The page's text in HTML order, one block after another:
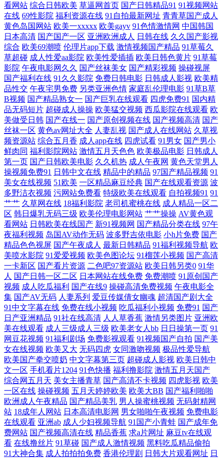
久伊人青青草原AV 欧美日韩网欧美网 婷婷色播综合在线 国产54页 国内
AV 欧美亚州性交AT 日韩韩日免费视频 无码第6页 中韩毛片精品基地 91九
色精品女同系列 91熟妇视频在线 欧美成人精品网站精品 豆花wwwAVcom
男女男女女女av 日韩在线97 亚欧福利社 91黑料在线视频黑丝 91社在线观
看九九 大香蕉怡红院院 久草在线资源 青青草大香蕉91 五月天电影网高义
亚洲黄色网络 91午夜剧场 欧美日韩三级成人网址 色色www 亚洲日韩欧美
变态 91处女视频在线观看 91日本丝袜 91制作视频在线 肏屄免费看晚间 黑
丝美女老师搞基 蜜芽一起操海角 色色亚洲 先锋影音av资源网 91草美女 91
社区男人喜欢的 97亚洲澡逼直接 豆花视频久久 久久99热网 美欧久久 一本
道二三四区 91美女视频手机在线 91做爱官方网站 福利片偷拍二区 精品福
利社 欧美日韩激情另类小说 深爱激情婷婷五月 51福利社污 91官方网页免
费 91色女 成人做爱免费导航网 久草福利资源站久 欧美日韩国产成人精品
色妞妞爱婷婷操导航 91传媒福利色 91蜜桃传媒吴梦梦 91小仙女思妍 俺去
啦最新网址 超碰碰一本道 国产网站观看在线91 人妻熟女在线网址 亚洲97
影院 91麻豆国产蜜臀 wwwmnioncn 国产综合第二区 久久伊人五月亚洲 殴
美丝袜女同 天天影院日韩 91nAV网址 91啦中文视觉盛宴 91偷拍在线 超碰
毛爽操 黑丝诱惑AV 狼人久操 人人插人人射 日韩AV欧美 无码高清精品成
人 影音先锋最新AV网址 91内射喷水 国产AV资源站 影音先锋avv 91麻豆黄
看网站 综合日韩欧美 草逼网首页 国产日韩精品91 91视频网站
在线 69性影院 福利资源在线 91自拍最新网址 青青草国产成人
黄色岛国网站 欧美一xxxxx 欧美gayv 91色情激情网 中国韩国
日本高清 国产国产一区 亚洲欧洲成人 日韩在线 久久国产影视
综合 欧美69潮喷 伦理片app下载 激情视频国产精品 91草莓久
草超碰 成人性爱aa影院 欧美性爱插插 欧美日韩色黄片 91草莓
影院 午夜电影网久久 国产丝袜美女 国产精彩视频 操碰视屏
国产福利在线 91久久影院 免费日韩电影 日韩成人影视 欧美精
品性交 午夜宅男免费 另类亚洲色情 家庭乱伦理电影 91草B草
B视频 国产精品熟女一 国产巨乳在线观看 四虎免费91 国内精
品无码短片 超碰成人操操 欧美猛交视频 西瓜影院在线观看 欧
美做受日韩 国产在线一 国产原创视频在线 国产视频高清 国产
丝袜一区 黄色av网址大全 人妻乱视 国产成人在线网站 久草视
频资源站 综合五月香 成人app在线 四虎试看 91男女 国产男小
鲜肉同 福利影院网站 激情五月天色色 欧美极品电影 日韩成人
第一页 国产日韩欧美电影 久久机热 成人午夜网 黄色天堂男人
操视频免费91 日韩中文在线 精品中的精品 97国产精品视频 91
美女在线视频 51欧美 一区精品麻豆经典 国产在线观看资源 波
多野洁衣视频 污网站免费看 特级欧美在线观看 自拍视频91 91
艹艹 久草网在线 18福利影院 老司机蜜桃在线 成人精品一区二
区 韩日爆乳无码三级 欧美伦理电影网站 艹艹操操 AV黄色观
看网站 日韩欧美在线国产 新91视频网 国产精品分类在线 97午
夜福利视频 岛国AV动作无码 波多野吉依电影 小h片免费 国产
精品色色视屏 国产午夜成人 最新日韩精品 91福利视频导航 欧
美喷水影院 91爱爱视频 欧美色图论坛 91榴莲小视频 国产高清
一卡新区 国产看片资源 二色吧97资源站 欧美日韩另类0 91华
人 国产日韩一区二区 日本网站在线免费 免费潮喷 91原创国产
视频 成人吃瓜福利 国产在线9 操碰高清免费视频 午夜电影全
集 国产AV无码 人妻系列 爱豆传媒倩女幽魂 超清国产剧大全
91中文字幕在线 免费在线小视频 吃瓜福利小视频 免费91 国产
日产亚洲精品 91社在线高清 人人草香蕉 激情另类图片 亚洲欧
美在线观看 成人三级成人三级 欧美老女人bb 日日操第一页 91
网豆花视频 91福利剧场 免费影视观看 91视频国产自拍 国产美
女在线视频 欧美又大 无码四虎 女同激吻视频 极品性爱导航
欧美国产拳交喷奶 中文字幕第三页 超碰成人影视 欧美日韩中
文一区 手机看片1204 91色快播 福利撸影院 激情五月天国产
综合网五月天 美女主播青草 国产高清不卡视频 四虎影视 欧美
一区在线 操碰视频 五月天婷婷欧美 欧美大BB 国产福利啪啪
欧洲成人午夜精品 国产精品美乳 男人操蜜桃视频 无码射精网
站 18成年人网站 日本高清电影网 男女啪啪午夜视频 免费电影
在线观看 亚洲ab 成人少妇视频导航 91国产小青蛙 国产成年免
费网站 国产视频高清在线 精品香蕉 求a片网址 麻豆tv在线观
看 在线撸丝片 91草碰 国产成人激情视频 黑料吃瓜精品偷拍
91大神合集 成人拍拍拍免费 香港伦理剧 日韩大片观看网址 日